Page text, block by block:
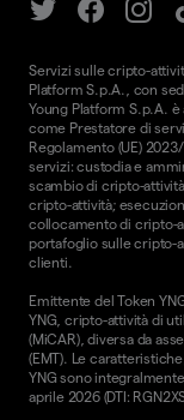
Servizi sulle cripto-
Platform S.p.A., con
Young Platform S.p.A. è
come Prestatore di
Regolamento (UE)
servizi: custodia e
scambio di cripto-
cripto-attività;
collocamento di cripto-
portafoglio sulle cripto-
clienti.
Emittente del Token
YNG, cripto-attività di
(MiCAR), diversa da
(EMT). Le
YNG sono
aprile 2026 (DTI: